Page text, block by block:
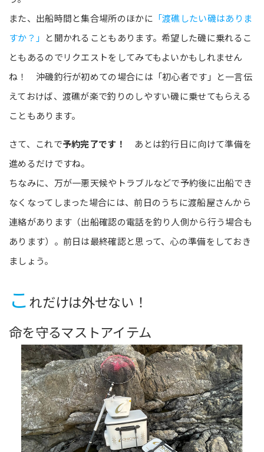
また、出船時間と集合場所のほかに 「渡礁したい磯はありま
すか？」 と聞かれることもあります。希望した磯に乗れるこ
ともあるのでリクエストをしてみてもよいかもしれません
ね！ 沖磯釣行が初めての場合には「初心者です」と一言伝
えておけば、渡礁が楽で釣りのしやすい磯に乗せてもらえる
こともあります。
さて、これで予約完了です！
あとは釣行日に向けて準備を
進めるだけですね。
ちなみに、万が一悪天候やトラブルなどで予約後に出船でき
なくなってしまった場合には、前日のうちに渡船屋さんから
連絡があります（出船確認の電話を釣り人側から行う場合も
あります）。前日は最終確認と思って、心の準備をしておき
ましょう。
これだけは外せない！
命を守るマストアイテム